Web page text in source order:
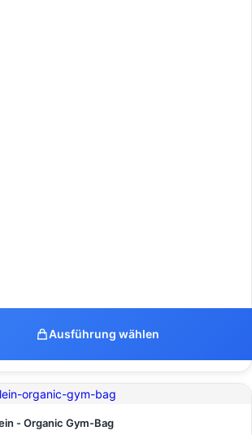
Ausführung wählen
- Organic Gym-Bag